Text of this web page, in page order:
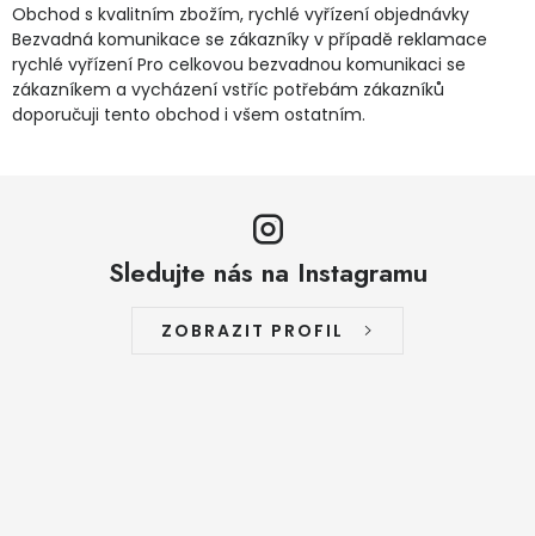
Obchod s kvalitním zbožím, rychlé vyřízení objednávky
Bezvadná komunikace se zákazníky v případě reklamace
rychlé vyřízení Pro celkovou bezvadnou komunikaci se
zákazníkem a vycházení vstříc potřebám zákazníků
doporučuji tento obchod i všem ostatním.
Sledujte nás na Instagramu
ZOBRAZIT PROFIL